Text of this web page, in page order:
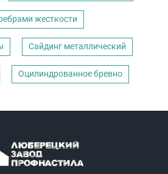
жесткости
Сайдинг металлический
Оцилиндрованное бревно